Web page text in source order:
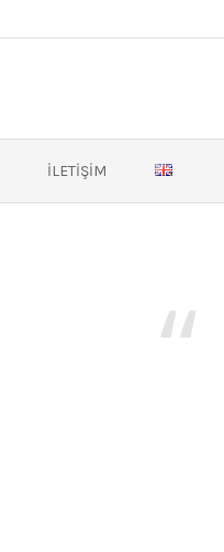
İLETIŞIM